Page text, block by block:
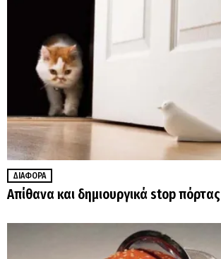
ΔΙΆΦΟΡΑ
Aπίθανα και δημιουργικά stop πόρτας